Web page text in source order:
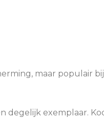
maar populair
degelijk exemplaar.